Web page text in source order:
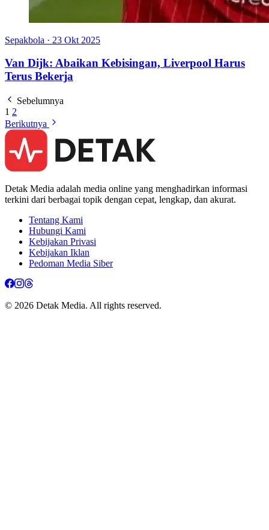
Sepakbola · 23 Okt 2025
Van Dijk: Abaikan Kebisingan, Liverpool Harus
Terus Bekerja
Sebelumnya
1 2
Berikutnya
Detak Media adalah media online yang menghadirkan informasi
terkini dari berbagai topik dengan cepat, lengkap, dan akurat.
Tentang Kami
Hubungi Kami
Kebijakan Privasi
Kebijakan Iklan
Pedoman Media Siber
© 2026 Detak Media. All rights reserved.